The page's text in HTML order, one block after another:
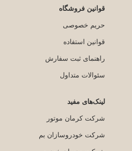
قوانین فروشگاه
حریم خصوصی
قوانین استفاده
راهنمای ثبت سفارش
سئوالات متداول
لینک‌های مفید
شرکت کرمان موتور
شرکت خودروسازان بم